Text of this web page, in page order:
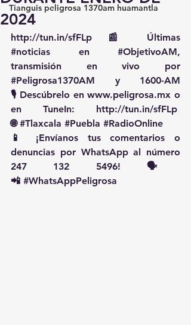
Tianguis peligrosa 1370am huamantla
2024
http://tun.in/sfFLp
#noticias en #ObjetivoAM,
#Peligrosa1370AM y 1600-AM
🎙️ Descúbrelo en www.peligrosa.mx o
en TuneIn: http://tun.in/sfFLp
🌐 #Tlaxcala #Puebla #RadioOnline
📱 ¡Envíanos tus comentarios o
denuncias por WhatsApp al número
247 132 5496! 🗣️
📲 #WhatsAppPeligrosa